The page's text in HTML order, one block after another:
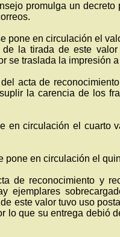
promulga un
pone en circulación el
la tirada de este
se traslada la impresión
acta de
la carencia de los
en circulación el cuarto
pone en circulación el
de reconocimiento y
ejemplares
este valor tuvo uso
lo que su entrega debió